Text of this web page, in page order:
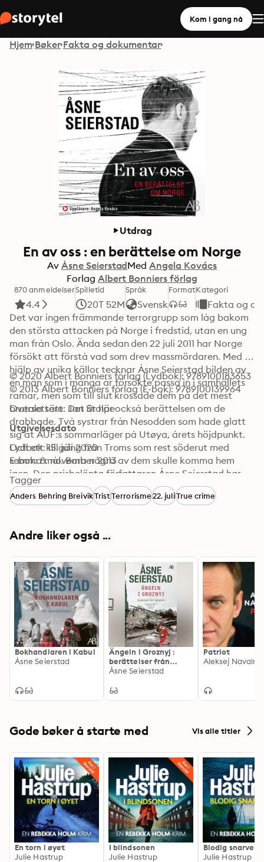
Kom i gang nå
Hjem Bøker Fakta og dokumentar
Utdrag
En av oss : en berättelse om Norge
Av Åsne SeierstadMed Angela Kovács
Forlag Albert Bonniers förlag
870 anmeldelser
4.4
Spilletid
20T 52M
Språk
Svensk
FormatKategori
Fakta og
Det var ingen främmande terrorgrupp som låg bakom
den största attacken på Norge i fredstid, utan en ung
man från Oslo. Ända sedan den 22 juli 2011 har Norge
försökt att förstå vad som drev massmördaren. Med
hjälp av unika källor tecknar Åsne Seierstad bilden av
en man som i många år försökte passa in i samhällets
ramar, men som till slut krossade dem på det mest
brutala sätt. Det är här också berättelsen om de
drabbade. Två systrar från Nesodden som hade glatt
sig åt AUF:s sommarläger på Utøya, årets höjdpunkt.
Och ett killgäng från Troms som rest söderut med
samma mål. Bara några av dem skulle komma hem
igen. Den prisbelönta författaren Åsne Seierstad har
tidigare rapporterat från krig och konflikter världen
över. Den 22 juli 2011 kom terrorn till hennes eget land.
© 2020 Albert Bonniers förlag (Lydbok): 9789100183653
© 2013 Albert Bonniers förlag (E-bok): 9789100139964
Oversettere: Jan Stolpe
Utgivelsesdato
Lydbok: 15. juli 2020
E-bok: 8. november 2013
Tagger
Anders Behring BreivikTristTerrorisme22. juliTrue crime
Andre liker også ...
Bokhandlaren i Kabul
Åsne Seierstad
Ängeln i Groznyj :
berättelser från
Tjetjenien
Åsne Seierstad
Patriot
Aleksej Navalnyj
Gode bøker å starte med Vis alle titler
En torn i øyet
Julie Hastrup
I blindsonen
Julie Hastrup
Blodig snarvei
Julie Hastrup